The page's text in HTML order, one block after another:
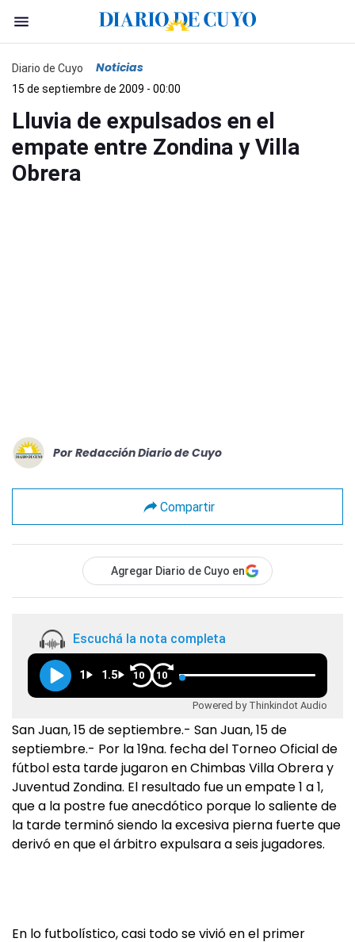
Diario de Cuyo Noticias
15 de septiembre de 2009 - 00:00
Lluvia de expulsados en el
empate entre Zondina y Villa
Obrera
Por Redacción Diario de Cuyo
Compartir
Agregar Diario de Cuyo en
Escuchá la nota completa
1 1.5 10 10
Powered by Thinkindot Audio
San Juan, 15 de septiembre.- San Juan, 15 de
septiembre.- Por la 19na. fecha del Torneo Oficial de
fútbol esta tarde jugaron en Chimbas Villa Obrera y
Juventud Zondina. El resultado fue un empate 1 a 1,
que a la postre fue anecdótico porque lo saliente de
la tarde terminó siendo la excesiva pierna fuerte que
derivó en que el árbitro expulsara a seis jugadores.
En lo futbolístico, casi todo se vivió en el primer